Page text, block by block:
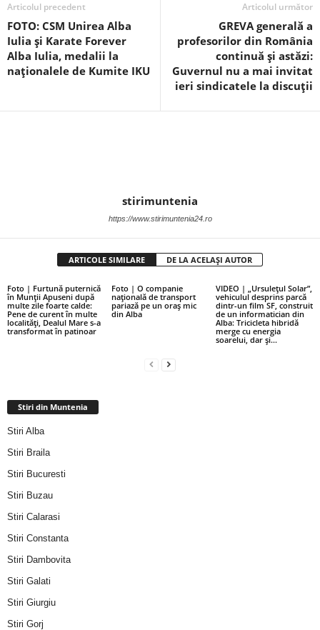
Articolul precedent
FOTO: CSM Unirea Alba
Iulia și Karate Forever
Alba Iulia, medalii la
naționalele de Kumite IKU
Articolul următor
GREVA generală a
profesorilor din România
continuă și astăzi:
Guvernul nu a mai invitat
ieri sindicatele la discuții
stirimuntenia
https://www.stirimuntenia24.ro
ARTICOLE SIMILARE DE LA ACELAȘI AUTOR
Foto | Furtună puternică
în Munții Apuseni după
multe zile foarte calde:
Pene de curent în multe
localități, Dealul Mare s-a
transformat în patinoar
Foto | O companie
națională de transport
pariază pe un oraș mic
din Alba
VIDEO | „Ursulețul Solar”,
vehiculul desprins parcă
dintr-un film SF, construit
de un informatician din
Alba: Tricicleta hibridă
merge cu energia
soarelui, dar și...
Stiri din Muntenia
Stiri Alba
Stiri Braila
Stiri Bucuresti
Stiri Buzau
Stiri Calarasi
Stiri Constanta
Stiri Dambovita
Stiri Galati
Stiri Giurgiu
Stiri Gorj